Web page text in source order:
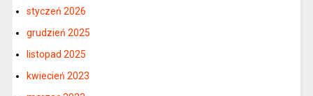
styczeń 2026
grudzień 2025
listopad 2025
kwiecień 2023